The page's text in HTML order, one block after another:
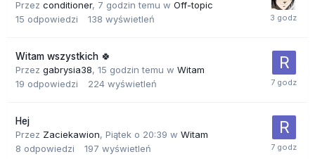
Przez conditioner, 7 godzin temu w Off-topic
15 odpowiedzi 138 wyświetleń
Witam wszystkich 🍀
Przez gabrysia38, 15 godzin temu w Witam
19 odpowiedzi 224 wyświetleń
Hej
Przez Zaciekawion, Piątek o 20:39 w Witam
8 odpowiedzi 197 wyświetleń